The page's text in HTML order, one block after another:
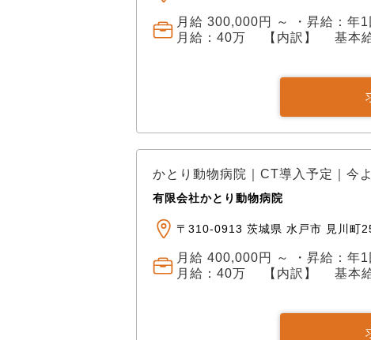
月給 300,000円 ～ ・昇給：
月給：40万 【内訳】 基本
かとり動物病院｜CT導入予定｜今
有限会社かとり動物病院
〒310-0913 茨城県 水戸市 見川町
月給 400,000円 ～ ・昇給：
月給：40万 【内訳】 基本